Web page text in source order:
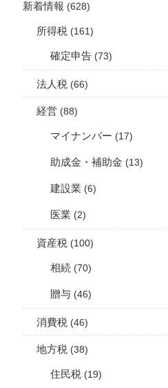
新着情報 (628)
所得税 (161)
確定申告 (73)
法人税 (66)
経営 (88)
マイナンバー (17)
助成金・補助金 (13)
建設業 (6)
医業 (2)
資産税 (100)
相続 (70)
贈与 (46)
消費税 (46)
地方税 (38)
住民税 (19)